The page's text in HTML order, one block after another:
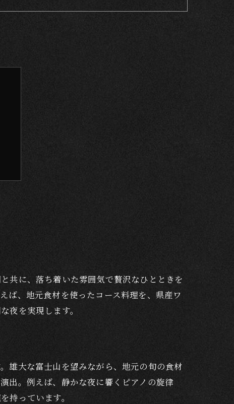
共に、落ち着いた雰囲気で贅沢なひとときを
ば、地元食材を使ったコース料理を、県産ワ
夜を実現します。
雄大な富士山を望みながら、地元の旬の食材
出。例えば、静かな夜に響くピアノの旋律
持っています。